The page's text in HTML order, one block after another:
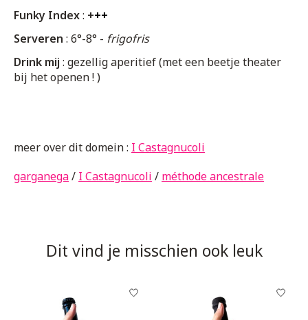
Funky Index: +++
Serveren : 6°-8° - frigofris
Drink mij : gezellig aperitief (met een beetje theater
bij het openen ! )
meer over dit domein : I Castagnucoli
garganega/ I Castagnucoli / méthode ancestrale
Dit vind je misschien ook leuk
Items van productcarrousel